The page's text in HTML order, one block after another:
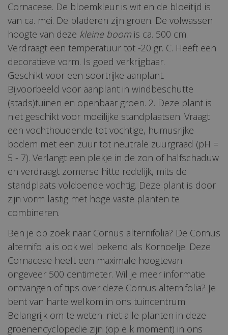
Cornaceae. De bloemkleur is wit en de bloeitijd is
van ca. mei. De bladeren zijn groen. De volwassen
hoogte van deze kleine boom is ca. 500 cm.
Verdraagt een temperatuur tot -20 gr. C. Heeft een
decoratieve vorm. Is goed verkrijgbaar.
Geschikt voor een soortrijke aanplant.
Bijvoorbeeld voor aanplant in windbeschutte
(stads)tuinen en openbaar groen. 2. Deze plant is
niet geschikt voor moeilijke standplaatsen. Vraagt
een vochthoudende tot vochtige, humusrijke
bodem met een zuur tot neutrale zuurgraad (pH =
5 - 7). Verlangt een plekje in de zon of halfschaduw
en verdraagt zomerse hitte redelijk, mits de
standplaats voldoende vochtig. Deze plant is door
zijn vorm lastig met hoge vaste planten te
combineren.
Ben je op zoek naar Cornus alternifolia? De Cornus
alternifolia is ook wel bekend als Kornoelje. Deze
Cornaceae heeft een maximale hoogtevan
ongeveer 500 centimeter. Wil je meer informatie
ontvangen of tips over deze Cornus alternifolia? Je
bent van harte welkom in ons tuincentrum.
Belangrijk om te weten: niet alle planten in deze
groenencyclopedie zijn (op elk moment) in ons